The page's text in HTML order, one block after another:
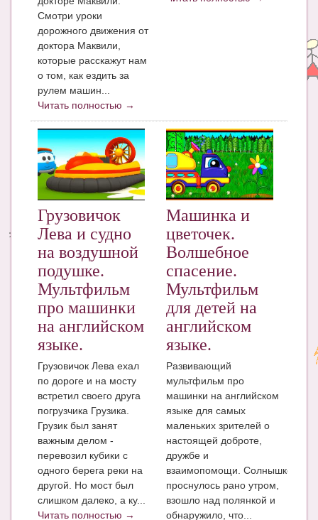
Смотри уроки
дорожного движения от
доктора Маквили,
которые расскажут нам
о том, как ездить за
рулем машин...
Читать полностью →
Грузовичок
Лева и судно
на воздушной
подушке.
Мультфильм
про машинки
на английском
языке.
Грузовичок Лева ехал
по дороге и на мосту
встретил своего друга
погрузчика Грузика.
Грузик был занят
важным делом -
перевозил кубики с
одного берега реки на
другой. Но мост был
слишком далеко, а ку...
Читать полностью →
Машинка и
цветочек.
Волшебное
спасение.
Мультфильм
для детей на
английском
языке.
Развивающий
мультфильм про
машинки на английском
языке для самых
маленьких зрителей о
настоящей доброте,
дружбе и
взаимопомощи. Солнышко
проснулось рано утром,
взошло над полянкой и
обнаружило, что...